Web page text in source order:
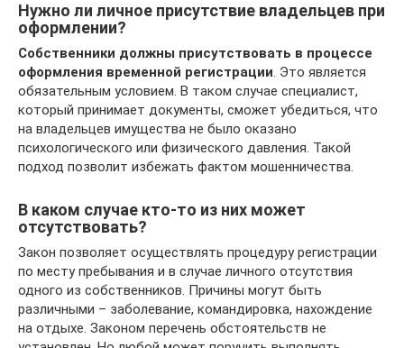
Нужно ли личное присутствие владельцев при
оформлении?
Собственники должны присутствовать в процессе
оформления временной регистрации. Это является
обязательным условием. В таком случае специалист,
который принимает документы, сможет убедиться, что
на владельцев имущества не было оказано
психологического или физического давления. Такой
подход позволит избежать фактом мошенничества.
В каком случае кто-то из них может
отсутствовать?
Закон позволяет осуществлять процедуру регистрации
по месту пребывания и в случае личного отсутствия
одного из собственников. Причины могут быть
различными – заболевание, командировка, нахождение
на отдыхе. Законом перечень обстоятельств не